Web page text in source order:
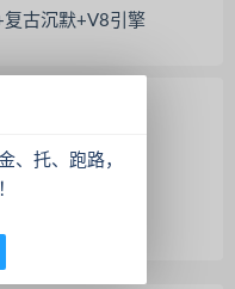
复古沉默+V8引擎
、托、跑路，